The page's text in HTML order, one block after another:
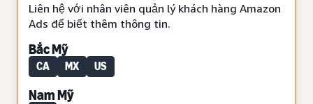
Liên hệ với nhân viên quản lý khách hàng Amazon
Ads để biết thêm thông tin.
Bắc Mỹ
CA MX US
Nam Mỹ